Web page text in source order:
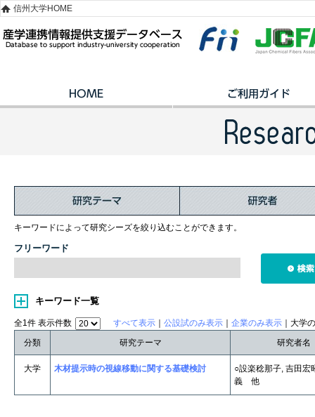
信州大学HOME
キーワードによって研究シーズを絞り込むことができます。
フリーワード
キーワード一覧
全1件 表示件数 すべて表示 公設試のみ表示 企業のみ表示 ｜大学
分類
研究テーマ 研究者名
大学 木材提示時の視線移動に関する基礎検討
○設楽稔那子, 吉田宏
義 他